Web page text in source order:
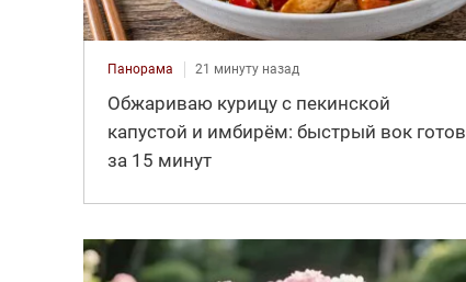
Панорама 21 минуту назад
Обжариваю курицу с пекинской
капустой и имбирём: быстрый вок готов
за 15 минут